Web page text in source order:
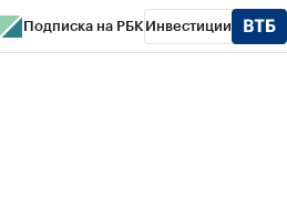
Подписка на РБК Инвестиции